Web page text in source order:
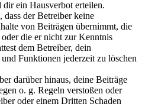
dir ein Hausverbot erteilen.
der Betreiber keine
von Beiträgen übernimmt, die
die er nicht zur Kenntnis
dem Betreiber, dein
Funktionen jederzeit zu löschen
darüber hinaus, deine Beiträge
o. g. Regeln verstoßen oder
oder einem Dritten Schaden